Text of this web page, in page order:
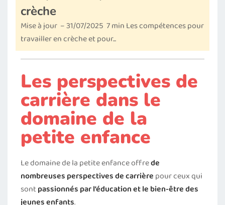
crèche
Mise à jour – 31/07/2025 7 min Les compétences pour
travailler en crèche et pour...
Les perspectives de
carrière dans le
domaine de la
petite enfance
Le domaine de la petite enfance offrede
nombreuses perspectives de carrière pour ceux qui
sontpassionnés par l’éducation et le bien-être des
jeunes enfants.